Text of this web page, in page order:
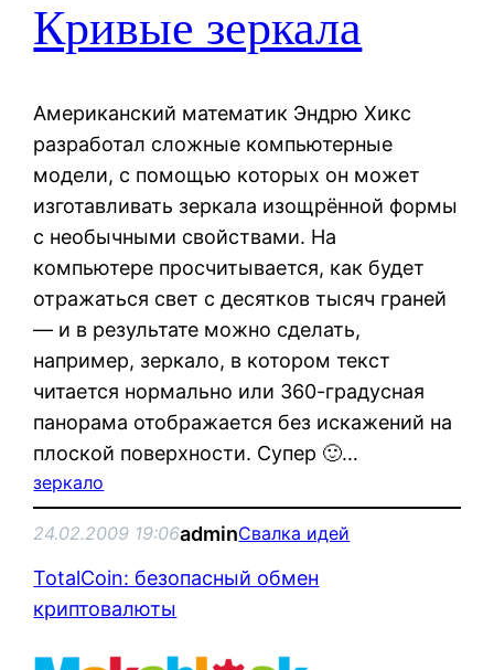
Кривые зеркала
Американский математик Эндрю Хикс
разработал сложные компьютерные
модели, с помощью которых он может
изготавливать зеркала изощрённой формы
с необычными свойствами. На
компьютере просчитывается, как будет
отражаться свет с десятков тысяч граней
— и в результате можно сделать,
например, зеркало, в котором текст
читается нормально или 360-градусная
панорама отображается без искажений на
плоской поверхности. Супер 🙂…
зеркало
24.02.2009 19:06adminСвалка идей
TotalCoin: безопасный обмен
криптовалюты